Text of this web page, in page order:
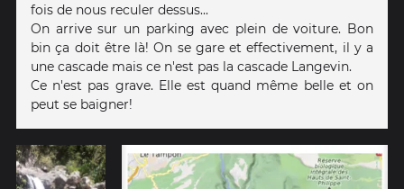
fois de nous reculer dessus...
On arrive sur un parking avec plein de voiture. Bon
bin ça doit être là! On se gare et effectivement, il y a
une cascade mais ce n'est pas la cascade Langevin.
Ce n'est pas grave. Elle est quand même belle et on
peut se baigner!